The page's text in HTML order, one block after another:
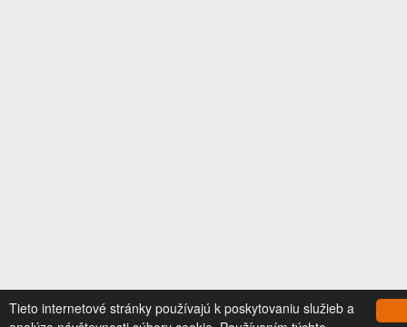
Tieto internetové stránky používajú k poskytovaniu služieb a